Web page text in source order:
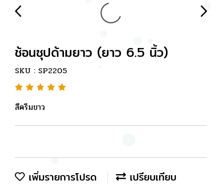
ช้อนซุปด้ามยาว (ยาว 6.5 นิ้ว)
SKU : SP2205
สีครีมขาว
เพิ่มรายการโปรด เปรียบเทียบ